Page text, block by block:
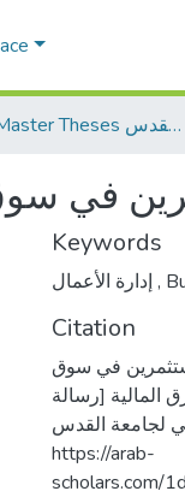
AQU Master Theses الرسائل الجامعية الخاصة بجامعة القدس
في سوق
Keywords
,
Citation
صغار المستثمرين في سوق
المالية [رسالة
لجامعة القدس.
https://arab-
scholars.com/